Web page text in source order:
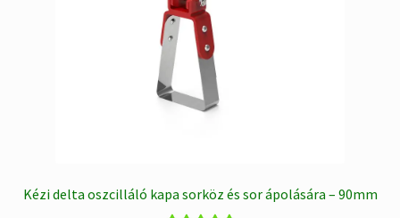
Kézi delta oszcilláló kapa sorköz és sor ápolására – 90mm